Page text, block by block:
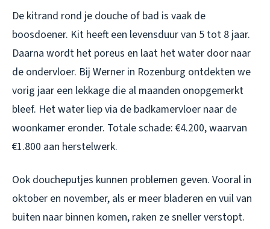
De kitrand rond je douche of bad is vaak de
boosdoener. Kit heeft een levensduur van 5 tot 8 jaar.
Daarna wordt het poreus en laat het water door naar
de ondervloer. Bij Werner in Rozenburg ontdekten we
vorig jaar een lekkage die al maanden onopgemerkt
bleef. Het water liep via de badkamervloer naar de
woonkamer eronder. Totale schade: €4.200, waarvan
€1.800 aan herstelwerk.
Ook doucheputjes kunnen problemen geven. Vooral in
oktober en november, als er meer bladeren en vuil van
buiten naar binnen komen, raken ze sneller verstopt.